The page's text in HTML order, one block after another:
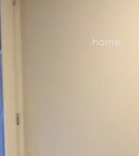
home